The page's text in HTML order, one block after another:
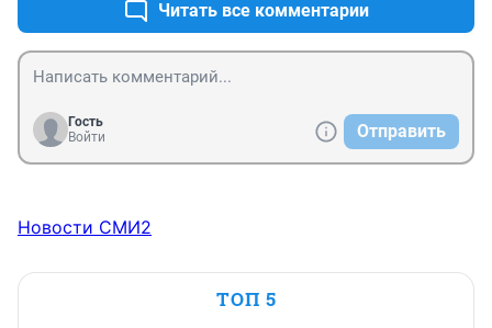
Читать все комментарии
Гость
Войти
Отправить
Новости СМИ2
ТОП 5